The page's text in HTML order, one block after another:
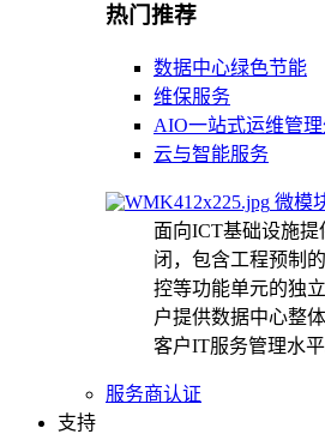
热门推荐
数据中心绿色节能
维保服务
AIO一站式运维管
云与智能服务
微模
面向ICT基础设施
闭，包含工程预制
控等功能单元的独
户提供数据中心整
客户IT服务管理水平
服务商认证
支持